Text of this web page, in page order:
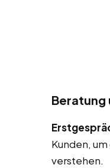
Beratung
Kunden,
verstehen.